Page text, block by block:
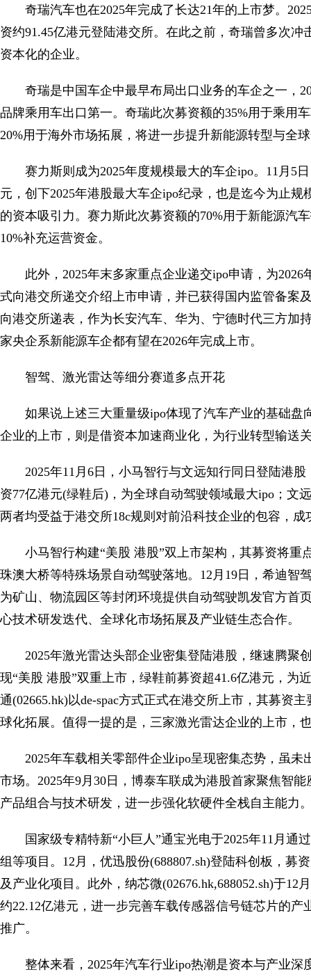
奇瑞汽车也在2025年完成了长达21年的上市梦。
资约91.45亿港元登陆港交所。在此之前，奇瑞曾多次
资本化的企业。
奇瑞是中国车企中最早布局出口业务的车企之一，
品牌乘用车出口第一。奇瑞此次募资额的35%用于乘用
20%用于海外市场拓展，将进一步提升新能源转型与全
赛力斯则成为2025年度规模最大的车企ipo。11月5
元，创下2025年港股最大车企ipo纪录，也是迄今为止
的资本吸引力。赛力斯此次募资额的70%用于新能源汽
10%补充运营资金。
此外，2025年末多家重点企业递交ipo申请，为
式向港交所递交介绍上市申请，并已获得国内监管备案
向港交所递表，作为长安汽车、华为、宁德时代三方加
家央企系新能源车企都有望在2026年完成上市。
智驾、激光雷达等细分赛道多点开花
如果说上述三大重量级ipo体现了汽车产业的基础
企业的上市，则是借资本加速商业化，为行业转型输送
2025年11月6日，小马智行与文远知行同日登陆港
资77亿港元(绿鞋后)，为全球自动驾驶领域最大ipo；文
两者均受益于港交所18c规则对前沿科技企业的包容，成
小马智行构建“美股 港股”双上市架构，其募资将
珠澳大桥等特殊场景自动驾驶落地。12月19日，希迪智
为矿山、物流园区等封闭环境提供自动驾驶凯发官方首
心技术研发迭代、全球化市场拓展及产业链生态合作。
2025年激光雷达头部企业密集登陆港股，继速腾聚
现“美股 港股”双重上市，绿鞋前募资超41.6亿港元，为
通(02665.hk)以de-spac方式正式在港交所上市，其募资
球化拓展。值得一提的是，三家激光雷达企业的上市，
2025年车载相关零部件企业ipo呈现密集态势，虽
市场。2025年9月30日，博泰车联成为港股首家聚焦智
产品组合与技术研发，进一步强化软硬件全栈自主能力
国家级专精特新“小巨人”通宝光电于2025年11月通
组等项目。12月，优迅股份(688807.sh)登陆科创板，募
及产业化项目。此外，纳芯微(02676.hk,688052.sh)于12
约22.12亿港元，进一步完善车载传感器信号链芯片的
推广。
整体来看，2025年汽车行业ipo热潮是资本与产业